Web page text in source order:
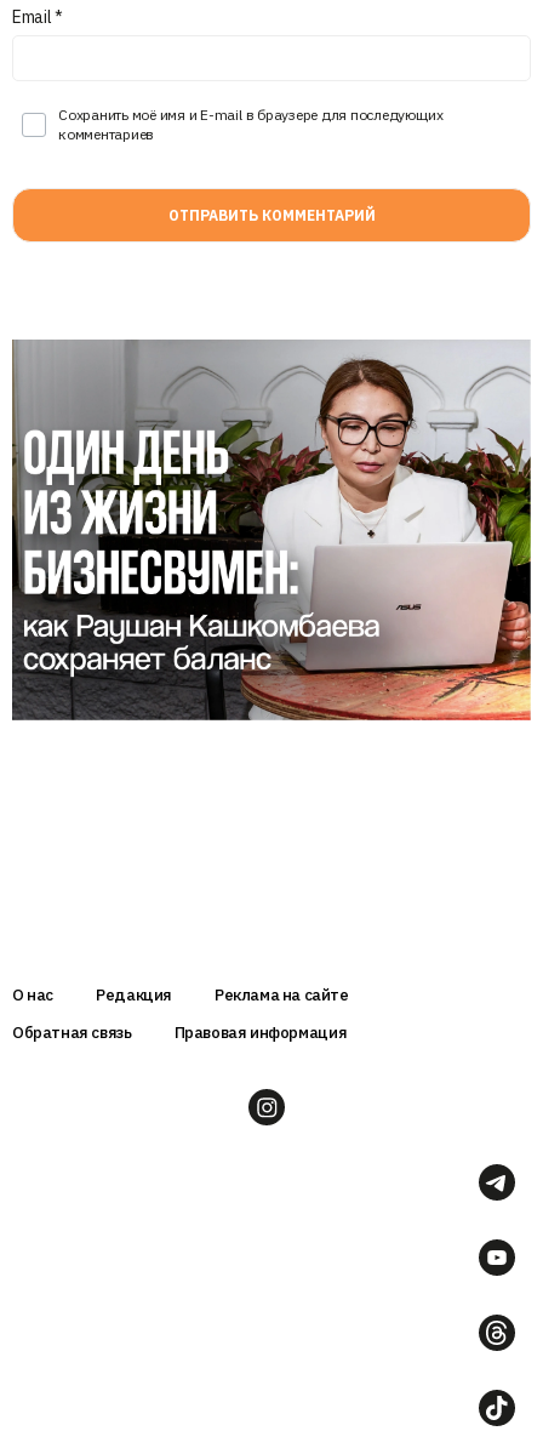
Email*
Сохранить моё имя и E-mail в браузере для последующих
комментариев
О нас Редакция
Реклама на сайте
Обратная связь
Правовая информация